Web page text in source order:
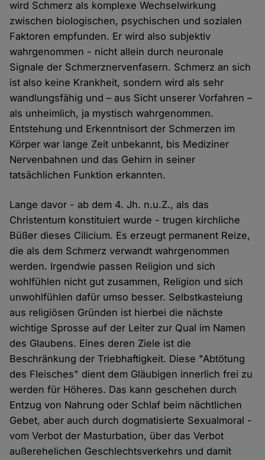
wird Schmerz als komplexe Wechselwirkung
zwischen biologischen, psychischen und sozialen
Faktoren empfunden. Er wird also subjektiv
wahrgenommen - nicht allein durch neuronale
Signale der Schmerznervenfasern. Schmerz an sich
ist also keine Krankheit, sondern wird als sehr
wandlungsfähig und – aus Sicht unserer Vorfahren –
als unheimlich, ja mystisch wahrgenommen.
Entstehung und Erkenntnisort der Schmerzen im
Körper war lange Zeit unbekannt, bis Mediziner
Nervenbahnen und das Gehirn in seiner
tatsächlichen Funktion erkannten.
Lange davor - ab dem 4. Jh. n.u.Z., als das
Christentum konstituiert wurde - trugen kirchliche
Büßer dieses Cilicium. Es erzeugt permanent Reize,
die als dem Schmerz verwandt wahrgenommen
werden. Irgendwie passen Religion und sich
wohlfühlen nicht gut zusammen, Religion und sich
unwohlfühlen dafür umso besser. Selbstkasteiung
aus religiösen Gründen ist hierbei die nächste
wichtige Sprosse auf der Leiter zur Qual im Namen
des Glaubens. Eines deren Ziele ist die
Beschränkung der Triebhaftigkeit. Diese "Abtötung
des Fleisches" dient dem Gläubigen innerlich frei zu
werden für Höheres. Das kann geschehen durch
Entzug von Nahrung oder Schlaf beim nächtlichen
Gebet, aber auch durch dogmatisierte Sexualmoral -
vom Verbot der Masturbation, über das Verbot
außerehelichen Geschlechtsverkehrs und damit